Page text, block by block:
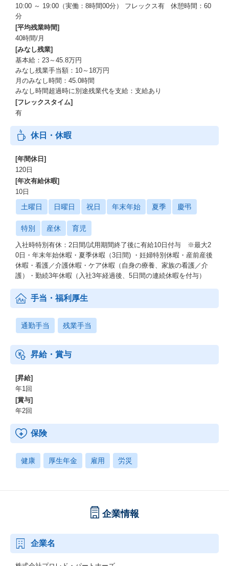
10:00 ～ 19:00（実働：8時間00分） フレックス有 休憩時間：60
分
[平均残業時間]
40時間/月
[みなし残業]
基本給：23～45.8万円
みなし残業手当額：10～18万円
月のみなし時間：45.0時間
みなし時間超過時に別途残業代を支給：支給あり
[フレックスタイム]
有
休日・休暇
[年間休日]
120日
[年次有給休暇]
10日
土曜日 日曜日 祝日 年末年始 夏季 慶弔
特別 産休 育児
入社時特別有休：2日間/試用期間終了後に有給10日付与 ※最大2
0日・年末年始休暇・夏季休暇（3日間) ・妊婦特別休暇・産前産後
休暇・看護／介護休暇・ケア休暇（自身の療養、家族の看護／介
護）・勤続3年休暇（入社3年経過後、5日間の連続休暇を付与）
手当・福利厚生
通勤手当 残業手当
昇給・賞与
[昇給]
年1回
[賞与]
年2回
保険
健康 厚生年金 雇用 労災
企業情報
企業名